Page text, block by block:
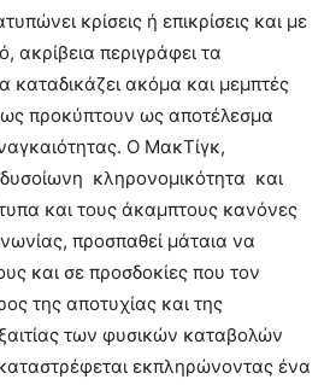
κρίσεις ή επικρίσεις και με
ακρίβεια περιγράφει τα
καταδικάζει ακόμα και μεμπτές
προκύπτουν ως αποτέλεσμα
Ο ΜακΤίγκ,
κληρονομικότητα και
και τους άκαμπτους κανόνες
προσπαθεί μάταια να
και σε προσδοκίες που τον
της αποτυχίας και της
των φυσικών καταβολών
εκπληρώνοντας ένα